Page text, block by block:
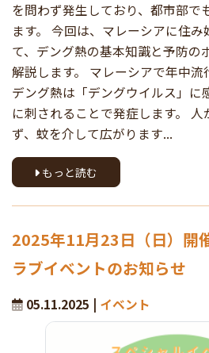
を問わず発生しており、都市部で
ます。 今回は、マレーシアに住
て、デング熱の基本知識と予防の
解説します。 マレーシアで年中流
デング熱は「デングウイルス」に
に刺されることで発症します。
ず、蚊を介して広がります...
もっと読む
2025年11月23日（日）開
ラブイベントのお知らせ
05.11.2025 | イベント